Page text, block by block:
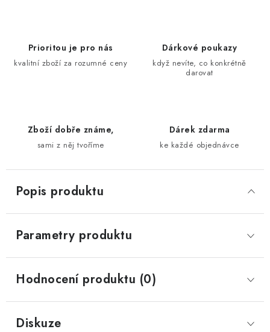
Prioritou je pro nás
kvalitní zboží za rozumné ceny
Dárkové poukazy
když nevíte, co konkrétně
darovat
Zboží dobře známe,
sami z něj tvoříme
Dárek zdarma
ke každé objednávce
Popis produktu
Parametry produktu
Hodnocení produktu (0)
Diskuze